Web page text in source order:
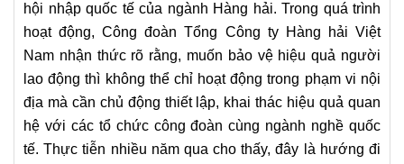
hội nhập quốc tế của ngành Hàng hải. Trong quá trình
hoạt động, Công đoàn Tổng Công ty Hàng hải Việt
Nam nhận thức rõ rằng, muốn bảo vệ hiệu quả người
lao động thì không thể chỉ hoạt động trong phạm vi nội
địa mà cần chủ động thiết lập, khai thác hiệu quả quan
hệ với các tổ chức công đoàn cùng ngành nghề quốc
tế. Thực tiễn nhiều năm qua cho thấy, đây là hướng đi